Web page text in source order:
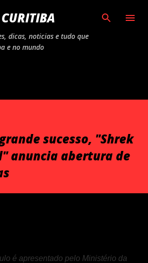
para o conteúdo principal
dicas, noticias e tudo que
e no mundo
sucesso, "Shrek
anuncia abertura de
é apresentado pelo Ministério da